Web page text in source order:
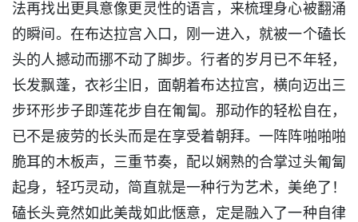
法再找出更具意像更灵性的语言，来梳理身心被翻涌
的瞬间。在布达拉宫入口，刚一进入，就被一个磕长
头的人撼动而挪不动了脚步。行者的岁月已不年轻，
长发飘蓬，衣衫尘旧，面朝着布达拉宫，横向迈出三
步环形步子即莲花步自在匍匐。那动作的轻松自在，
已不是疲劳的长头而是在享受着朝拜。一阵阵啪啪啪
脆耳的木板声，三重节奏，配以娴熟的合掌过头匍匐
起身，轻巧灵动，简直就是一种行为艺术，美绝了！
磕长头竟然如此美哉如此惬意，定是融入了一种自律